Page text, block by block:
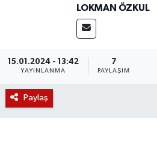
LOKMAN ÖZKUL
15.01.2024 - 13:42
YAYINLANMA
7
PAYLAŞIM
Paylaş
Sivil Toplum
Magazin
Etkinlikler